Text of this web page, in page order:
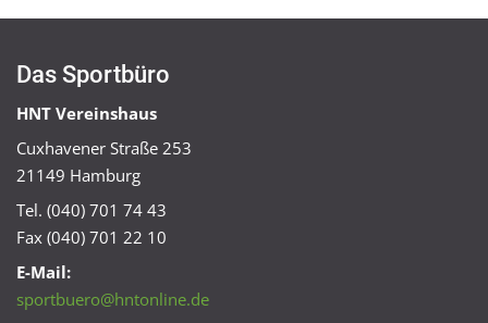
Das Sportbüro
HNT Vereinshaus
Cuxhavener Straße 253
21149 Hamburg
Tel. (040) 701 74 43
Fax (040) 701 22 10
E-Mail:
sportbuero@hntonline.de